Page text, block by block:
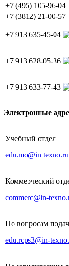
+7 (495) 105-96-04
+7 (3812) 21-00-57
+7 913 635-45-04
+7 913 628-05-36
+7 913 633-77-43
Электронные
Учебный отдел
edu.mo@in-texno.ru
Коммерческий
commerc@in-
По вопросам
edu.rcps3@in-